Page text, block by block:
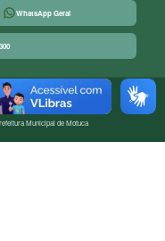
WhatsApp Geral
Municipal de Motuca